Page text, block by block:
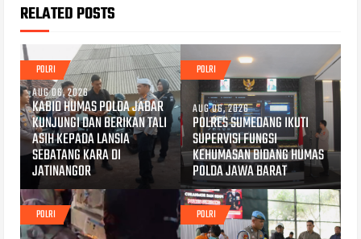
RELATED POSTS
POLRI
AUG 06, 2026
KABID HUMAS POLDA JABAR
KUNJUNGI DAN BERIKAN TALI
ASIH KEPADA LANSIA
SEBATANG KARA DI
JATINANGOR
POLRI
AUG 06, 2026
POLRES SUMEDANG IKUTI
SUPERVISI FUNGSI
KEHUMASAN BIDANG HUMAS
POLDA JAWA BARAT
POLRI POLRI